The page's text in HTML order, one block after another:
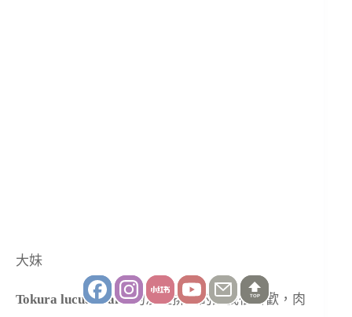
大妹
Tokura lucua osaka的漢堡排真的讓我很喜歡，肉
TOP